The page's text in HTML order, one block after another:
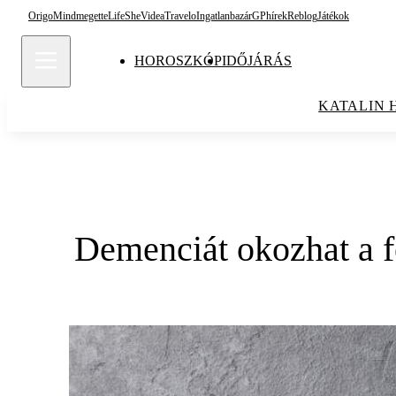
OrigoMindmegetteLifeSheVideaTraveloIngatlanbazárGPhírekReblogJátékok
HOROSZKÓPIDŐJÁRÁS
KATALIN
Demenciát okozhat a